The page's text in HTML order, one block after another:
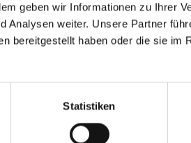
geben wir Informationen zu Ihrer
Analysen weiter. Unsere Partner
bereitgestellt haben oder die sie im
Statistiken
Bemerkenswert:
Druckart:
Farbton:
Kleber: